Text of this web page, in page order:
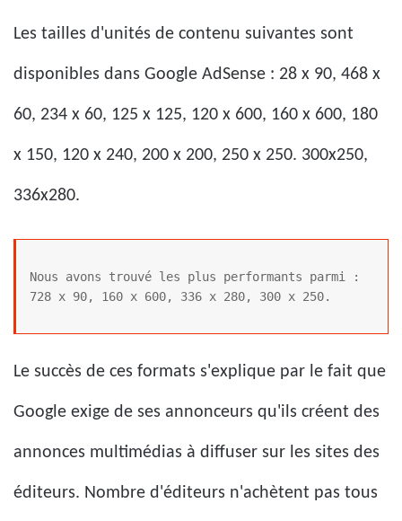
Les tailles d'unités de contenu suivantes sont
disponibles dans Google AdSense : 28 x 90, 468 x
60, 234 x 60, 125 x 125, 120 x 600, 160 x 600, 180
x 150, 120 x 240, 200 x 200, 250 x 250. 300x250,
336x280.
Nous avons trouvé les plus performants parmi :
728 x 90, 160 x 600, 336 x 280, 300 x 250.
Le succès de ces formats s'explique par le fait que
Google exige de ses annonceurs qu'ils créent des
annonces multimédias à diffuser sur les sites des
éditeurs. Nombre d'éditeurs n'achètent pas tous